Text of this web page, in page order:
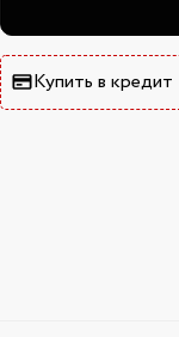
Купить в кредит